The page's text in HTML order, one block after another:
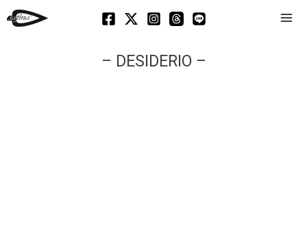
– DESIDERIO –